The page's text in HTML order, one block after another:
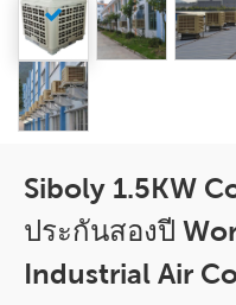
Siboly 1.5KW
ประกันสองปี
Industrial Air